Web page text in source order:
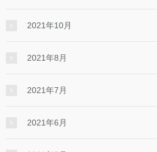
2021年10月
2021年8月
2021年7月
2021年6月